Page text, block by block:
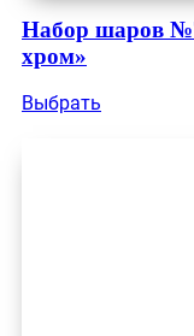
Набор шаров
хром»
Выбрать